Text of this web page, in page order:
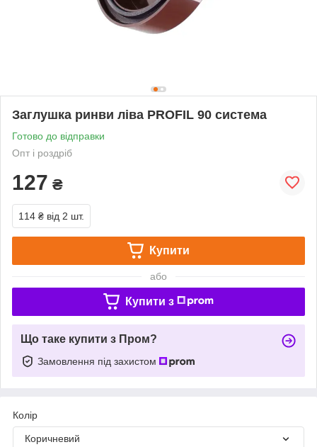
Заглушка ринви ліва PROFIL 90 система
Готово до відправки
Опт і роздріб
127 ₴
114 ₴ від 2 шт.
Купити
або
Купити з
Що таке купити з Пром?
Замовлення під захистом
Колір
Коричневий